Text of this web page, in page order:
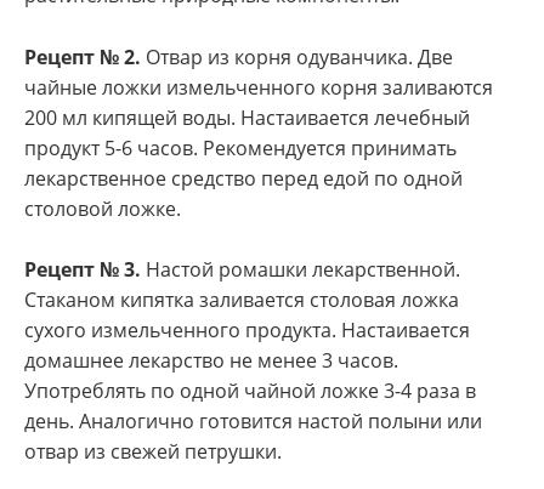
Рецепт № 2. Отвар из корня одуванчика. Две
чайные ложки измельченного корня заливаются
200 мл кипящей воды. Настаивается лечебный
продукт 5-6 часов. Рекомендуется принимать
лекарственное средство перед едой по одной
столовой ложке.
Рецепт № 3. Настой ромашки лекарственной.
Стаканом кипятка заливается столовая ложка
сухого измельченного продукта. Настаивается
домашнее лекарство не менее 3 часов.
Употреблять по одной чайной ложке 3-4 раза в
день. Аналогично готовится настой полыни или
отвар из свежей петрушки.